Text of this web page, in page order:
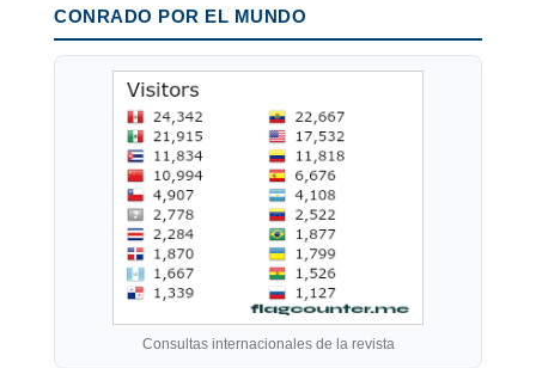
CONRADO POR EL MUNDO
Consultas internacionales de la revista